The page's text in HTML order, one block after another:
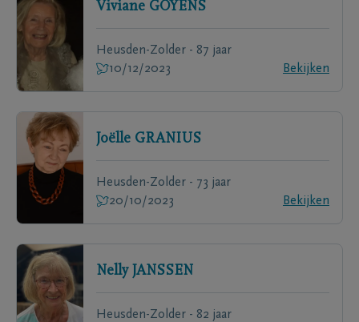
Viviane GOYENS
Heusden-Zolder - 87 jaar
10/12/2023
Bekijken
Joëlle GRANIUS
Heusden-Zolder - 73 jaar
20/10/2023
Bekijken
Nelly JANSSEN
Heusden-Zolder - 82 jaar